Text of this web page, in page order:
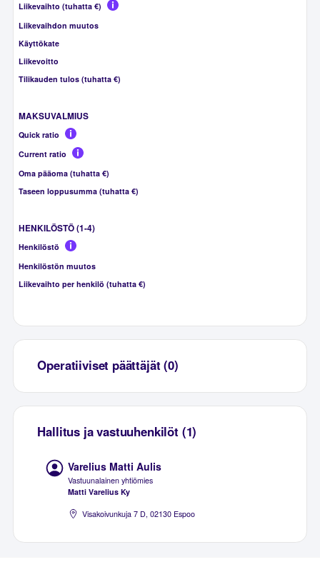
Liikevaihto (tuhatta €)
Liikevaihdon muutos
Käyttökate
Liikevoitto
Tilikauden tulos (tuhatta €)
MAKSUVALMIUS
Quick ratio
Current ratio
Oma pääoma (tuhatta €)
Taseen loppusumma (tuhatta €)
HENKILÖSTÖ (1-4)
Henkilöstö
Henkilöstön muutos
Liikevaihto per henkilö (tuhatta €)
Operatiiviset päättäjät (0)
Hallitus ja vastuuhenkilöt (1)
Varelius Matti Aulis
Vastuunalainen yhtiömies
Matti Varelius Ky
Visakoivunkuja 7 D, 02130 Espoo